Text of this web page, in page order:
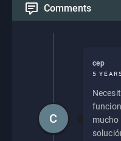
Comments
cep
5
mucho
C